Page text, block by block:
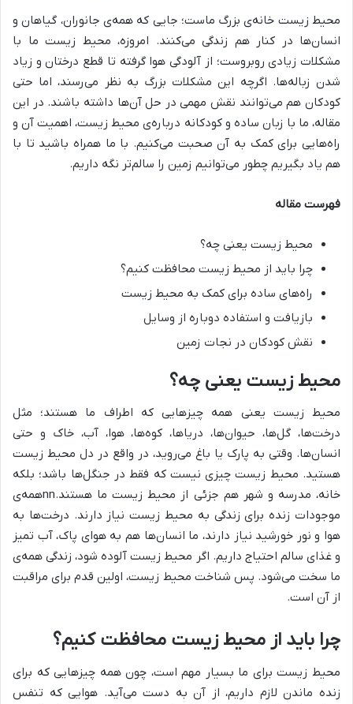
محیط زیست خانه‌ی بزرگ ماست؛ جایی که همه‌ی جانوران، گیاهان و
انسان‌ها در کنار هم زندگی می‌کنند. امروزه، محیط زیست ما با
مشکلات زیادی روبروست؛ از آلودگی هوا گرفته تا قطع درختان و زیاد
شدن زباله‌ها. اگرچه این مشکلات بزرگ به نظر می‌رسند، اما حتی
کودکان هم می‌توانند نقش مهمی در حل آن‌ها داشته باشند. در این
مقاله، ما با زبان ساده و کودکانه درباره‌ی محیط زیست، اهمیت آن و
راه‌هایی برای کمک به آن صحبت می‌کنیم. با ما همراه باشید تا با
هم یاد بگیریم چطور می‌توانیم زمین را سالم‌تر نگه داریم.
فهرست مقاله
محیط زیست یعنی چه؟
چرا باید از محیط زیست محافظت کنیم؟
راه‌های ساده برای کمک به محیط زیست
بازیافت و استفاده دوباره از وسایل
نقش کودکان در نجات زمین
محیط زیست یعنی چه؟
محیط زیست یعنی همه چیزهایی که اطراف ما هستند؛ مثل
درخت‌ها، گل‌ها، حیوان‌ها، دریاها، کوه‌ها، هوا، آب، خاک و حتی
انسان‌ها. وقتی به پارک یا باغ می‌روید، در واقع در دل محیط زیست
هستید. محیط زیست چیزی نیست که فقط در جنگل‌ها باشد؛ بلکه
خانه، مدرسه و شهر هم جزئی از محیط زیست ما هستند.nnهمه‌ی
موجودات زنده برای زندگی به محیط زیست نیاز دارند. درخت‌ها به
هوا و نور خورشید نیاز دارند، ما انسان‌ها هم به هوای پاک، آب تمیز
و غذای سالم احتیاج داریم. اگر محیط زیست آلوده شود، زندگی همه‌ی
ما سخت می‌شود. پس شناخت محیط زیست، اولین قدم برای مراقبت
از آن است.
چرا باید از محیط زیست محافظت کنیم؟
محیط زیست برای ما بسیار مهم است، چون همه چیزهایی که برای
زنده ماندن لازم داریم، از آن به دست می‌آید. هوایی که تنفس